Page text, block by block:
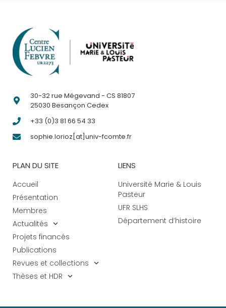
30-32 rue Mégevand - CS 81807
25030 Besançon Cedex
+33 (0)3 81 66 54 33
sophie.lorioz[at]univ-fcomte.fr
PLAN DU SITE
Accueil
Présentation
Membres
Actualités
Projets financés
Publications
Revues et collections
Thèses et HDR
LIENS
Université Marie & Louis
Pasteur
UFR SLHS
Département d’histoire